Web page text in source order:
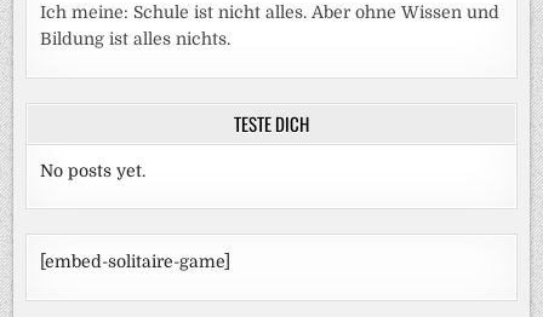
Ich meine: Schule ist nicht alles. Aber ohne Wissen und
Bildung ist alles nichts.
TESTE DICH
No posts yet.
[embed-solitaire-game]